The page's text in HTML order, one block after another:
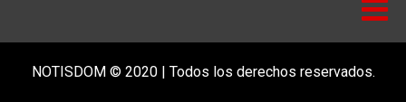
NOTISDOM © 2020 | Todos los derechos reservados.